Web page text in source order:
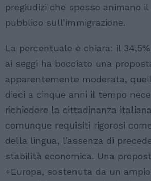
pregiudizi che spesso animano
pubblico sull’immigrazione.
La percentuale è chiara: il
ai seggi ha bocciato una
apparentemente moderata,
dieci a cinque anni il tempo
richiedere la cittadinanza
comunque requisiti rigorosi
della lingua, l’assenza di
stabilità economica. Una
+Europa, sostenuta da un